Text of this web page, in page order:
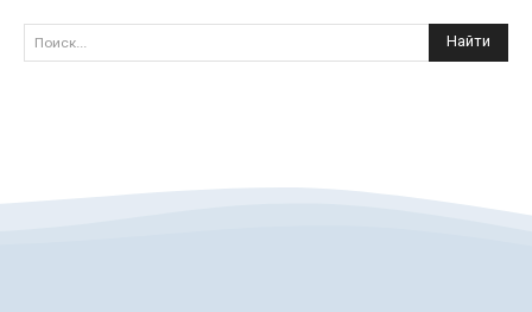
Поиск... Найти